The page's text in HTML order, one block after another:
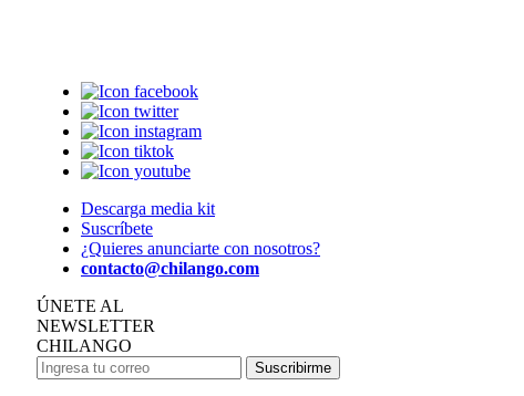
Descarga media kit
Suscríbete
¿Quieres anunciarte con nosotros?
contacto@chilango.com
ÚNETE AL
NEWSLETTER
CHILANGO
Suscribirme